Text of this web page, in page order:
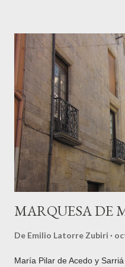
actualidad por su actividad
alubias, chuleta, repostería,
como "villa pastelera", dicho
respetos a la exitosa y muy
confiteros locales. Hemos
a una ciudad de servicios.
pero sí que hay que
en nuestro entorno guip...
MARQUESA DE
De Emilio Latorre Zubiri
María Pilar de Acedo y